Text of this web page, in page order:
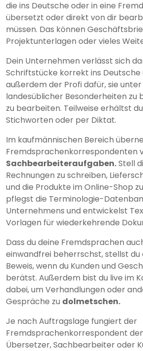
die ins Deutsche oder in eine
übersetzt oder direkt von dir
müssen. Das können
Projektunterlagen oder vieles
Dein Unternehmen verlässt sich
Schriftstücke korrekt ins
außerdem der Profi dafür, sie
landesüblicher Besonderheiten zu
zu bearbeiten. Teilweise erhältst
Stichworten oder per Diktat.
Im kaufmännischen Bereich
Fremdsprachenkorrespondenten
Sachbearbeiteraufgaben.Stell
Rechnungen zu schreiben,
und die Produkte im Online-Shop
pflegst die Terminologie-
Unternehmens und entwickelst
Vorlagen für wiederkehrende
Dass du deine Fremdsprachen
einwandfrei beherrschst, stellst du
Beweis, wenn du Kunden und
berätst. Außerdem bist du live im
dabei, um Verhandlungen oder
Gespräche zu dolmetschen.
Je nach Auftragslage fungiert der
Fremdsprachenkorrespondent
Übersetzer, Sachbearbeiter oder